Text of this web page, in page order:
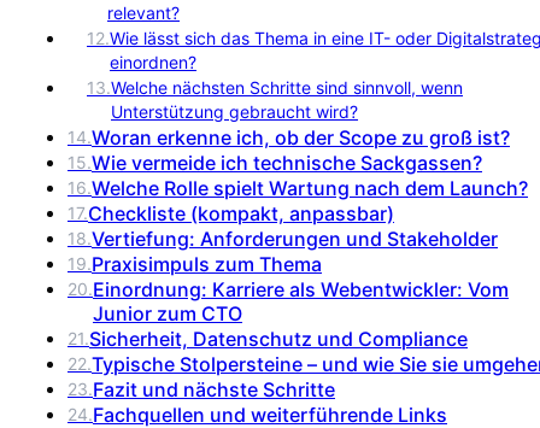
relevant?
12.Wie lässt sich das Thema in eine IT- oder
einordnen?
13.Welche nächsten Schritte sind sinnvoll, wenn
Unterstützung gebraucht wird?
14.Woran erkenne ich, ob der Scope zu groß ist?
15.Wie vermeide ich technische Sackgassen?
16.Welche Rolle spielt Wartung nach dem Launch?
17.Checkliste (kompakt, anpassbar)
18.Vertiefung: Anforderungen und Stakeholder
19.Praxisimpuls zum Thema
20.Einordnung: Karriere als Webentwickler: Vom
Junior zum CTO
21.Sicherheit, Datenschutz und Compliance
22.Typische Stolpersteine – und wie Sie sie
23.Fazit und nächste Schritte
24.Fachquellen und weiterführende Links